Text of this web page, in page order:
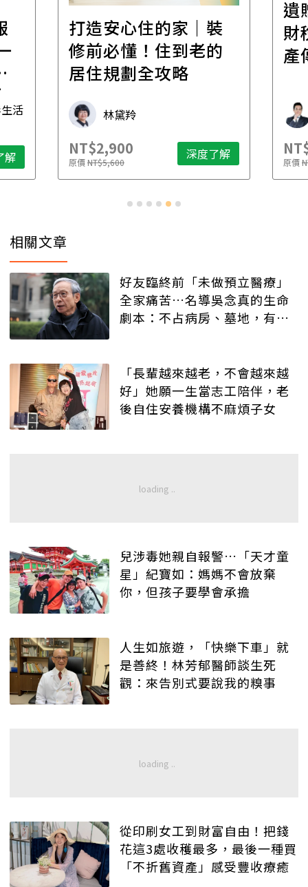
活
解
打造安心住的家｜裝
修前必懂！住到老的
居住規劃全攻略
林黛羚
NT$2,900
原價NT$5,600 深度了解
遺
財
產
原價
相關文章
好友臨終前「未做預立醫療」
全家痛苦…名導吳念真的生命
劇本：不占病房、墓地，有人
「長輩越來越老，不會越來越
好」她願一生當志工陪伴，老
後自住安養機構不麻煩子女
兒涉毒她親自報警…「天才童
星」紀寶如：媽媽不會放棄
你，但孩子要學會承擔
人生如旅遊，「快樂下車」就
是善終！林芳郁醫師談生死
觀：來告別式要說我的糗事
從印刷女工到財富自由！把錢
花這3處收穫最多，最後一種買
「不折舊資產」感受豐收療癒